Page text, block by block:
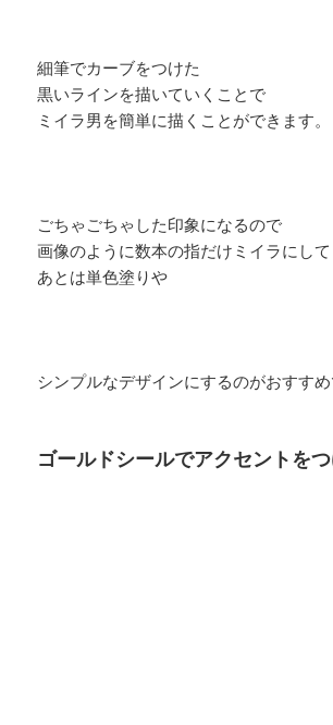
細筆でカーブをつけた
黒いラインを描いていくことで
ミイラ男を簡単に描くことができます。
ごちゃごちゃした印象になるので
画像のように数本の指だけミイラにして
あとは単色塗りや
シンプルなデザインにするのがおすすめ
ゴールドシールでアクセントを